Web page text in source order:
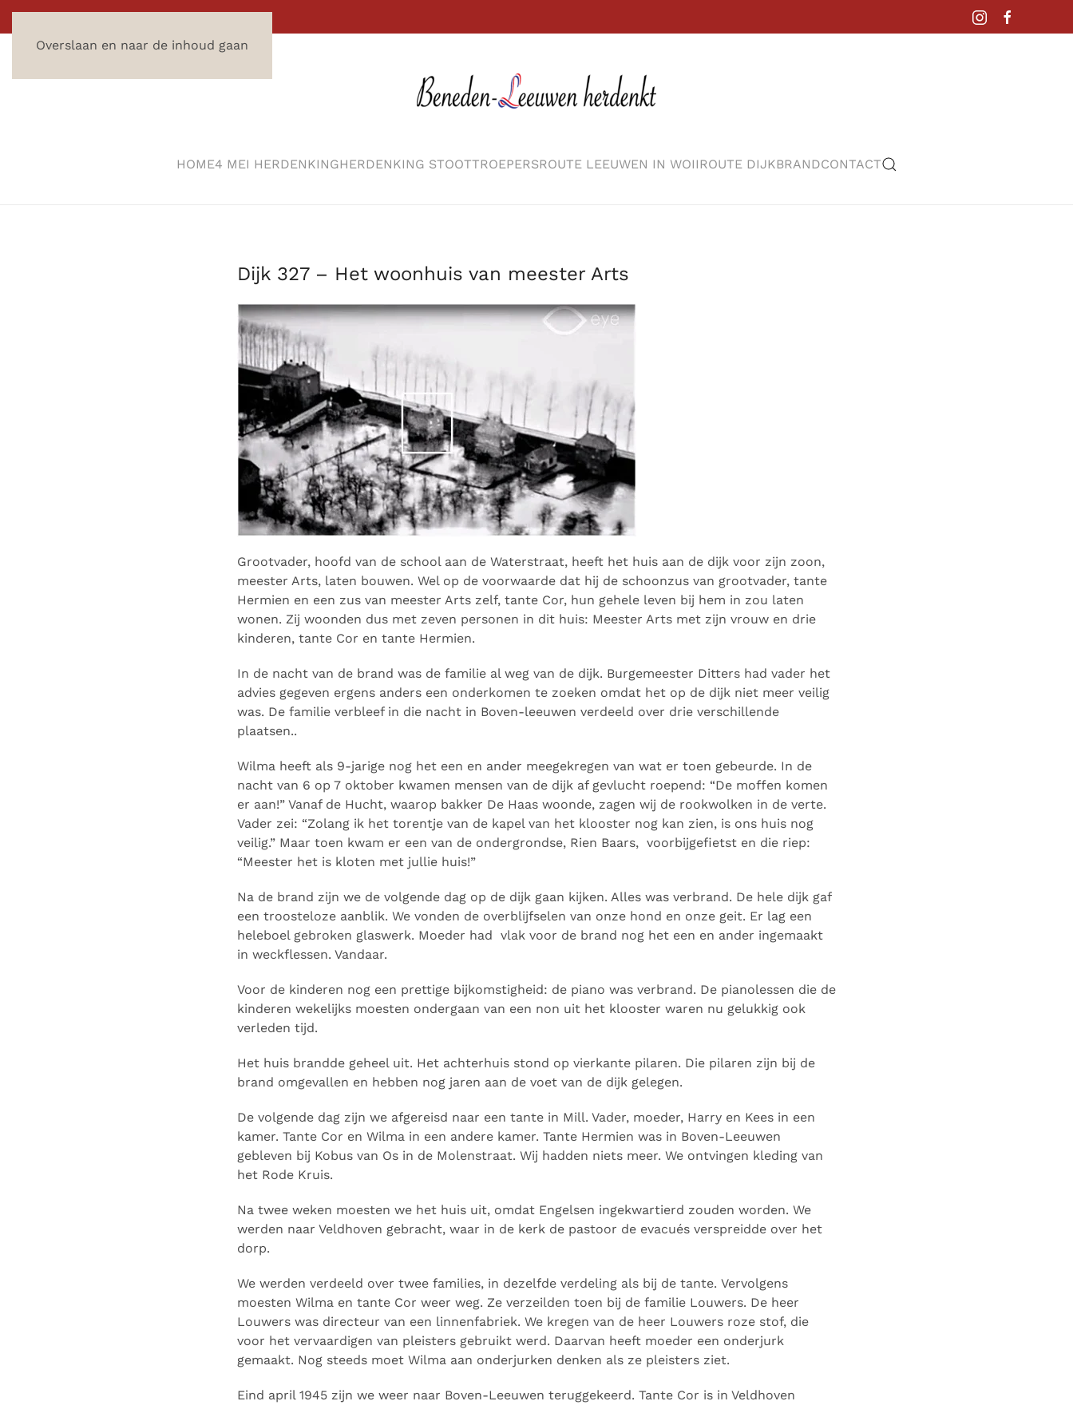
Overslaan en naar de inhoud gaan
HOME4 MEI HERDENKINGHERDENKING STOOTTROEPERSROUTE LEEUWEN IN WOIIROUTE DIJKBRANDCONTACT
Dijk 327 – Het woonhuis van meester Arts
Grootvader, hoofd van de school aan de Waterstraat, heeft het huis aan de dijk voor zijn zoon,
meester Arts, laten bouwen. Wel op de voorwaarde dat hij de schoonzus van grootvader, tante
Hermien en een zus van meester Arts zelf, tante Cor, hun gehele leven bij hem in zou laten
wonen. Zij woonden dus met zeven personen in dit huis: Meester Arts met zijn vrouw en drie
kinderen, tante Cor en tante Hermien.
In de nacht van de brand was de familie al weg van de dijk. Burgemeester Ditters had vader het
advies gegeven ergens anders een onderkomen te zoeken omdat het op de dijk niet meer veilig
was. De familie verbleef in die nacht in Boven-leeuwen verdeeld over drie verschillende
plaatsen..
Wilma heeft als 9-jarige nog het een en ander meegekregen van wat er toen gebeurde. In de
nacht van 6 op 7 oktober kwamen mensen van de dijk af gevlucht roepend: “De moffen komen
er aan!” Vanaf de Hucht, waarop bakker De Haas woonde, zagen wij de rookwolken in de verte.
Vader zei: “Zolang ik het torentje van de kapel van het klooster nog kan zien, is ons huis nog
veilig.” Maar toen kwam er een van de ondergrondse, Rien Baars, voorbijgefietst en die riep:
“Meester het is kloten met jullie huis!”
Na de brand zijn we de volgende dag op de dijk gaan kijken. Alles was verbrand. De hele dijk gaf
een troosteloze aanblik. We vonden de overblijfselen van onze hond en onze geit. Er lag een
heleboel gebroken glaswerk. Moeder had vlak voor de brand nog het een en ander ingemaakt
in weckflessen. Vandaar.
Voor de kinderen nog een prettige bijkomstigheid: de piano was verbrand. De pianolessen die de
kinderen wekelijks moesten ondergaan van een non uit het klooster waren nu gelukkig ook
verleden tijd.
Het huis brandde geheel uit. Het achterhuis stond op vierkante pilaren. Die pilaren zijn bij de
brand omgevallen en hebben nog jaren aan de voet van de dijk gelegen.
De volgende dag zijn we afgereisd naar een tante in Mill. Vader, moeder, Harry en Kees in een
kamer. Tante Cor en Wilma in een andere kamer. Tante Hermien was in Boven-Leeuwen
gebleven bij Kobus van Os in de Molenstraat. Wij hadden niets meer. We ontvingen kleding van
het Rode Kruis.
Na twee weken moesten we het huis uit, omdat Engelsen ingekwartierd zouden worden. We
werden naar Veldhoven gebracht, waar in de kerk de pastoor de evacués verspreidde over het
dorp.
We werden verdeeld over twee families, in dezelfde verdeling als bij de tante. Vervolgens
moesten Wilma en tante Cor weer weg. Ze verzeilden toen bij de familie Louwers. De heer
Louwers was directeur van een linnenfabriek. We kregen van de heer Louwers roze stof, die
voor het vervaardigen van pleisters gebruikt werd. Daarvan heeft moeder een onderjurk
gemaakt. Nog steeds moet Wilma aan onderjurken denken als ze pleisters ziet.
Eind april 1945 zijn we weer naar Boven-Leeuwen teruggekeerd. Tante Cor is in Veldhoven